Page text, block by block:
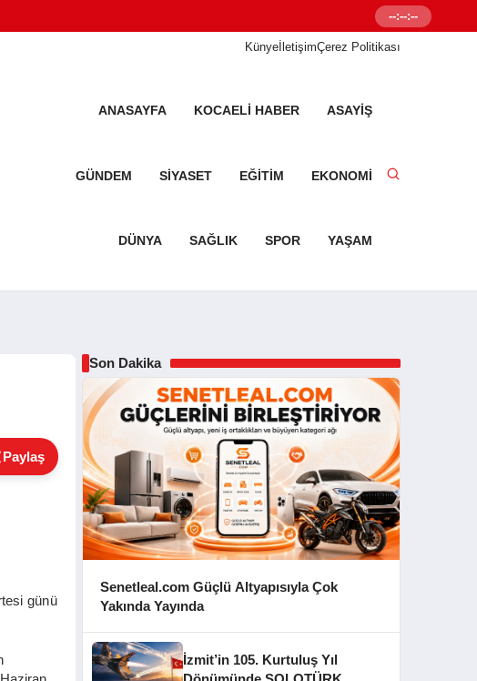
Senetleal.com
--:--:--
KünyeİletişimÇerez Politikası
ANASAYFA KOCAELI HABER ASAYIŞ
GÜNDEM SIYASET EĞITIM EKONOMI
DÜNYA SAĞLIK SPOR YAŞAM
Paylaş
günü
Son Dakika
Senetleal.com Güçlü Altyapısıyla Çok
Yakında Yayında
İzmit’in 105. Kurtuluş Yıl